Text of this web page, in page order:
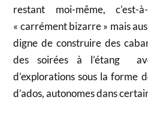
restant moi-même,
« carrément bizarre » mais
digne de construire des
des soirées à l’étang
d’explorations sous la forme
d’ados, autonomes dans